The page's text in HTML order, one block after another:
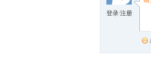
登录/注册